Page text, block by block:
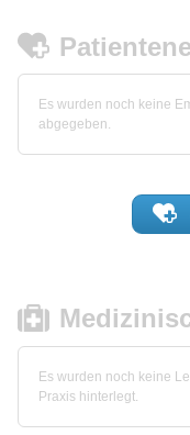
Es wurden noch keine
abgegeben.
Es wurden noch keine
Praxis hinterlegt.